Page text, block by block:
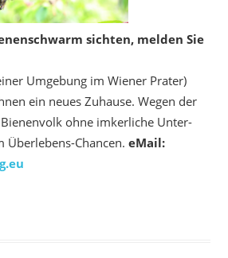
sichten, melden Sie
Umgebung im Wiener Prater)
ein neues Zuhause. Wegen der
ohne imkerliche Unter­
Überlebens-Chancen. eMail: